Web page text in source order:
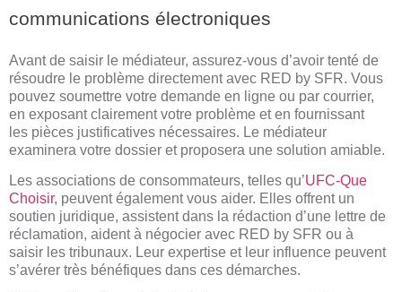
communications électroniques
Avant de saisir le médiateur, assurez-vous d’avoir tenté de
résoudre le problème directement avec RED by SFR. Vous
pouvez soumettre votre demande en ligne ou par courrier,
en exposant clairement votre problème et en fournissant
les pièces justificatives nécessaires. Le médiateur
examinera votre dossier et proposera une solution amiable.
Les associations de consommateurs, telles qu’UFC-Que
Choisir, peuvent également vous aider. Elles offrent un
soutien juridique, assistent dans la rédaction d’une lettre de
réclamation, aident à négocier avec RED by SFR ou à
saisir les tribunaux. Leur expertise et leur influence peuvent
s’avérer très bénéfiques dans ces démarches.